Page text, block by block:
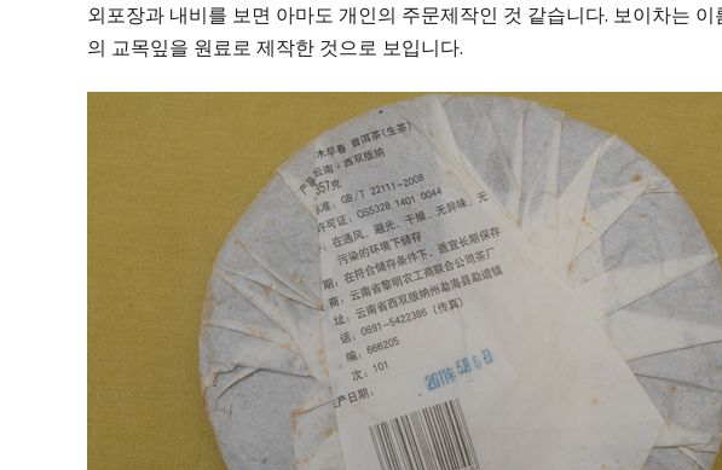
외포장과 내비를 보면 아마도 개인의 주문제작인 것 같습니다. 보이차는
의 교목잎을 원료로 제작한 것으로 보입니다.